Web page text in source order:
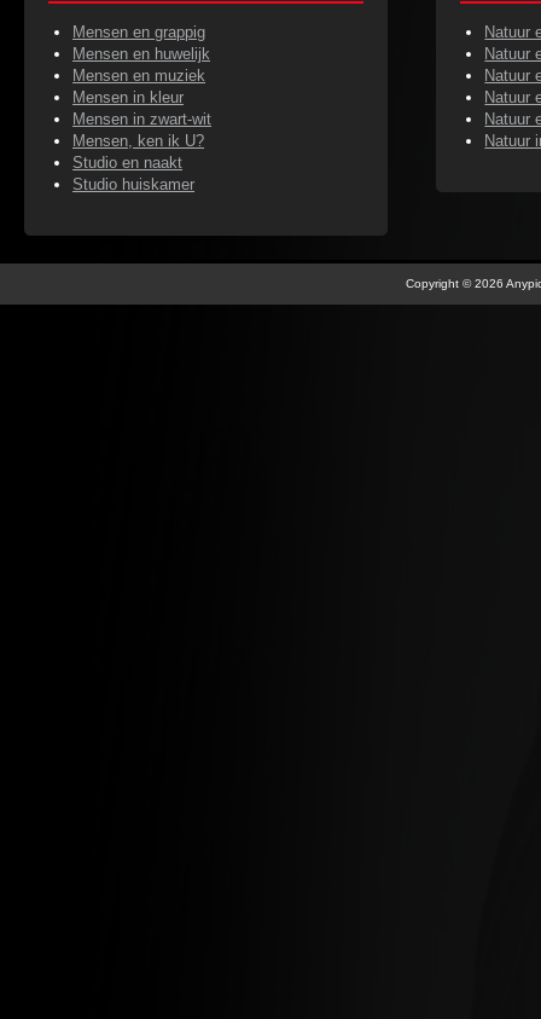
Mensen en grappig
Mensen en huwelijk
Mensen en muziek
Mensen in kleur
Mensen in zwart-wit
Mensen, ken ik U?
Studio en naakt
Studio huiskamer
Natuur
Natuur
Natuur
Natuur
Natuur
Natuur
Copyright © 2026